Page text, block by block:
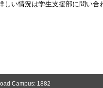
い情況は学生支援部に問い合
Campus: 1882